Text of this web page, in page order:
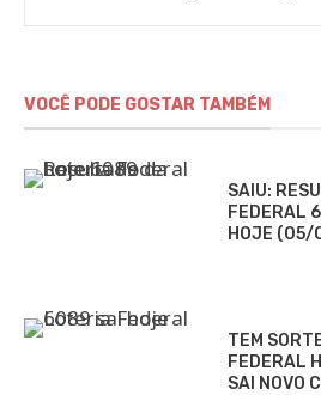
VOCÊ PODE GOSTAR TAMBÉM
SAIU:
FEDERAL
HOJE
TEM
FEDERAL
SAI NOVO